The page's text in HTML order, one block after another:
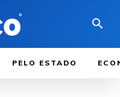
PELO ESTADO